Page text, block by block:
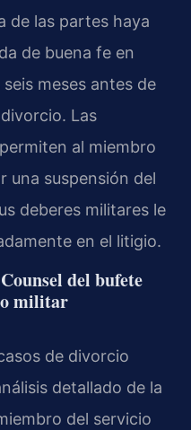
de las partes haya
de buena fe en
meses antes de
Las
al miembro
una suspensión del
deberes militares le
en el litigio.
del bufete
militar
de divorcio
detallado de la
del servicio